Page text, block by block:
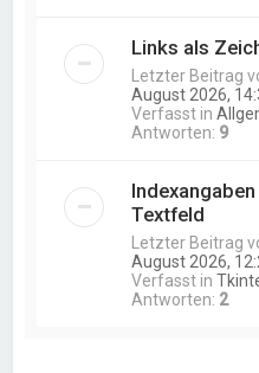
Links als
Letzter Beitrag
August 2026,
Verfasst in
Antworten: 9
Textfeld
Letzter Beitrag
August 2026,
Verfasst in
Antworten: 2